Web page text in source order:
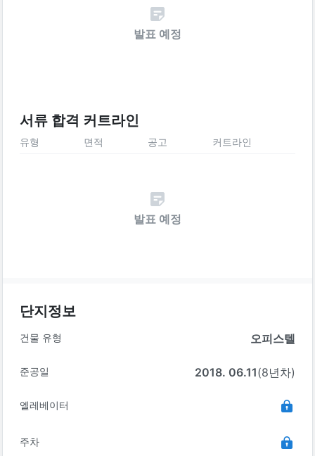
발표 예정
서류 합격 커트라인
유형 면적 공고 커트라인
발표 예정
단지정보
건물 유형 오피스텔
준공일 2018. 06.11(8년차)
엘레베이터
주차